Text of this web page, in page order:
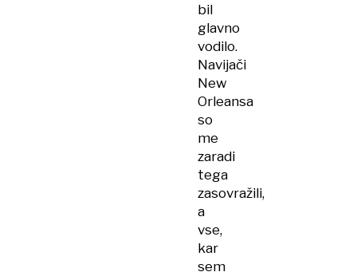
bil
glavno
vodilo.
Navijači
New
Orleansa
so
me
zaradi
tega
zasovražili,
a
vse,
kar
sem